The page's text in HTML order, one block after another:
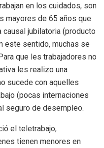
en los cuidados, son
mayores de 65 años que
causal jubilatoria (producto
este sentido, muchas se
que les trabajadores no
les realizo una
sucede con aquelles
(pocas internaciones
seguro de desempleo.
el teletrabajo,
tienen menores en